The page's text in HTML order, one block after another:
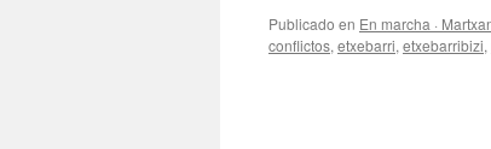
Publicado en En marcha ·
conflictos, etxebarri, etxebarribizi,